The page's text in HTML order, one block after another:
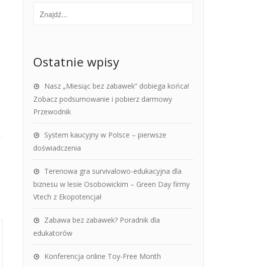
Ostatnie wpisy
Nasz „Miesiąc bez zabawek” dobiega końca!
Zobacz podsumowanie i pobierz darmowy
Przewodnik
System kaucyjny w Polsce – pierwsze
doświadczenia
Terenowa gra survivalowo-edukacyjna dla
biznesu w lesie Osobowickim – Green Day firmy
Vtech z Ekopotencjał
Zabawa bez zabawek? Poradnik dla
edukatorów
Konferencja online Toy-Free Month